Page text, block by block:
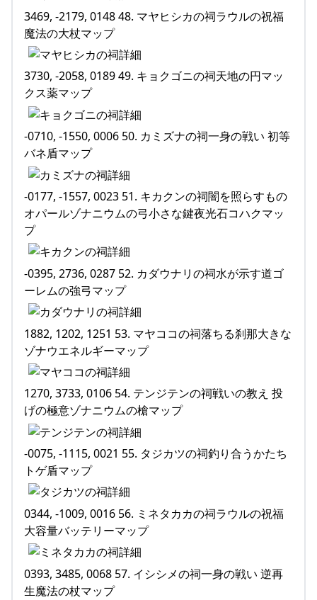
3469, -2179, 0148 48. マヤヒシカの祠ラウルの祝福
魔法の大杖マップ
3730, -2058, 0189 49. キョクゴニの祠天地の円マッ
クス薬マップ
-0710, -1550, 0006 50. カミズナの祠一身の戦い 初等
バネ盾マップ
-0177, -1557, 0023 51. キカクンの祠闇を照らすもの
オパールゾナニウムの弓小さな鍵夜光石コハクマッ
プ
-0395, 2736, 0287 52. カダウナリの祠水が示す道ゴ
ーレムの強弓マップ
1882, 1202, 1251 53. マヤココの祠落ちる刹那大きな
ゾナウエネルギーマップ
1270, 3733, 0106 54. テンジテンの祠戦いの教え 投
げの極意ゾナニウムの槍マップ
-0075, -1115, 0021 55. タジカツの祠釣り合うかたち
トゲ盾マップ
0344, -1009, 0016 56. ミネタカカの祠ラウルの祝福
大容量バッテリーマップ
0393, 3485, 0068 57. イシシメの祠一身の戦い 逆再
生魔法の杖マップ